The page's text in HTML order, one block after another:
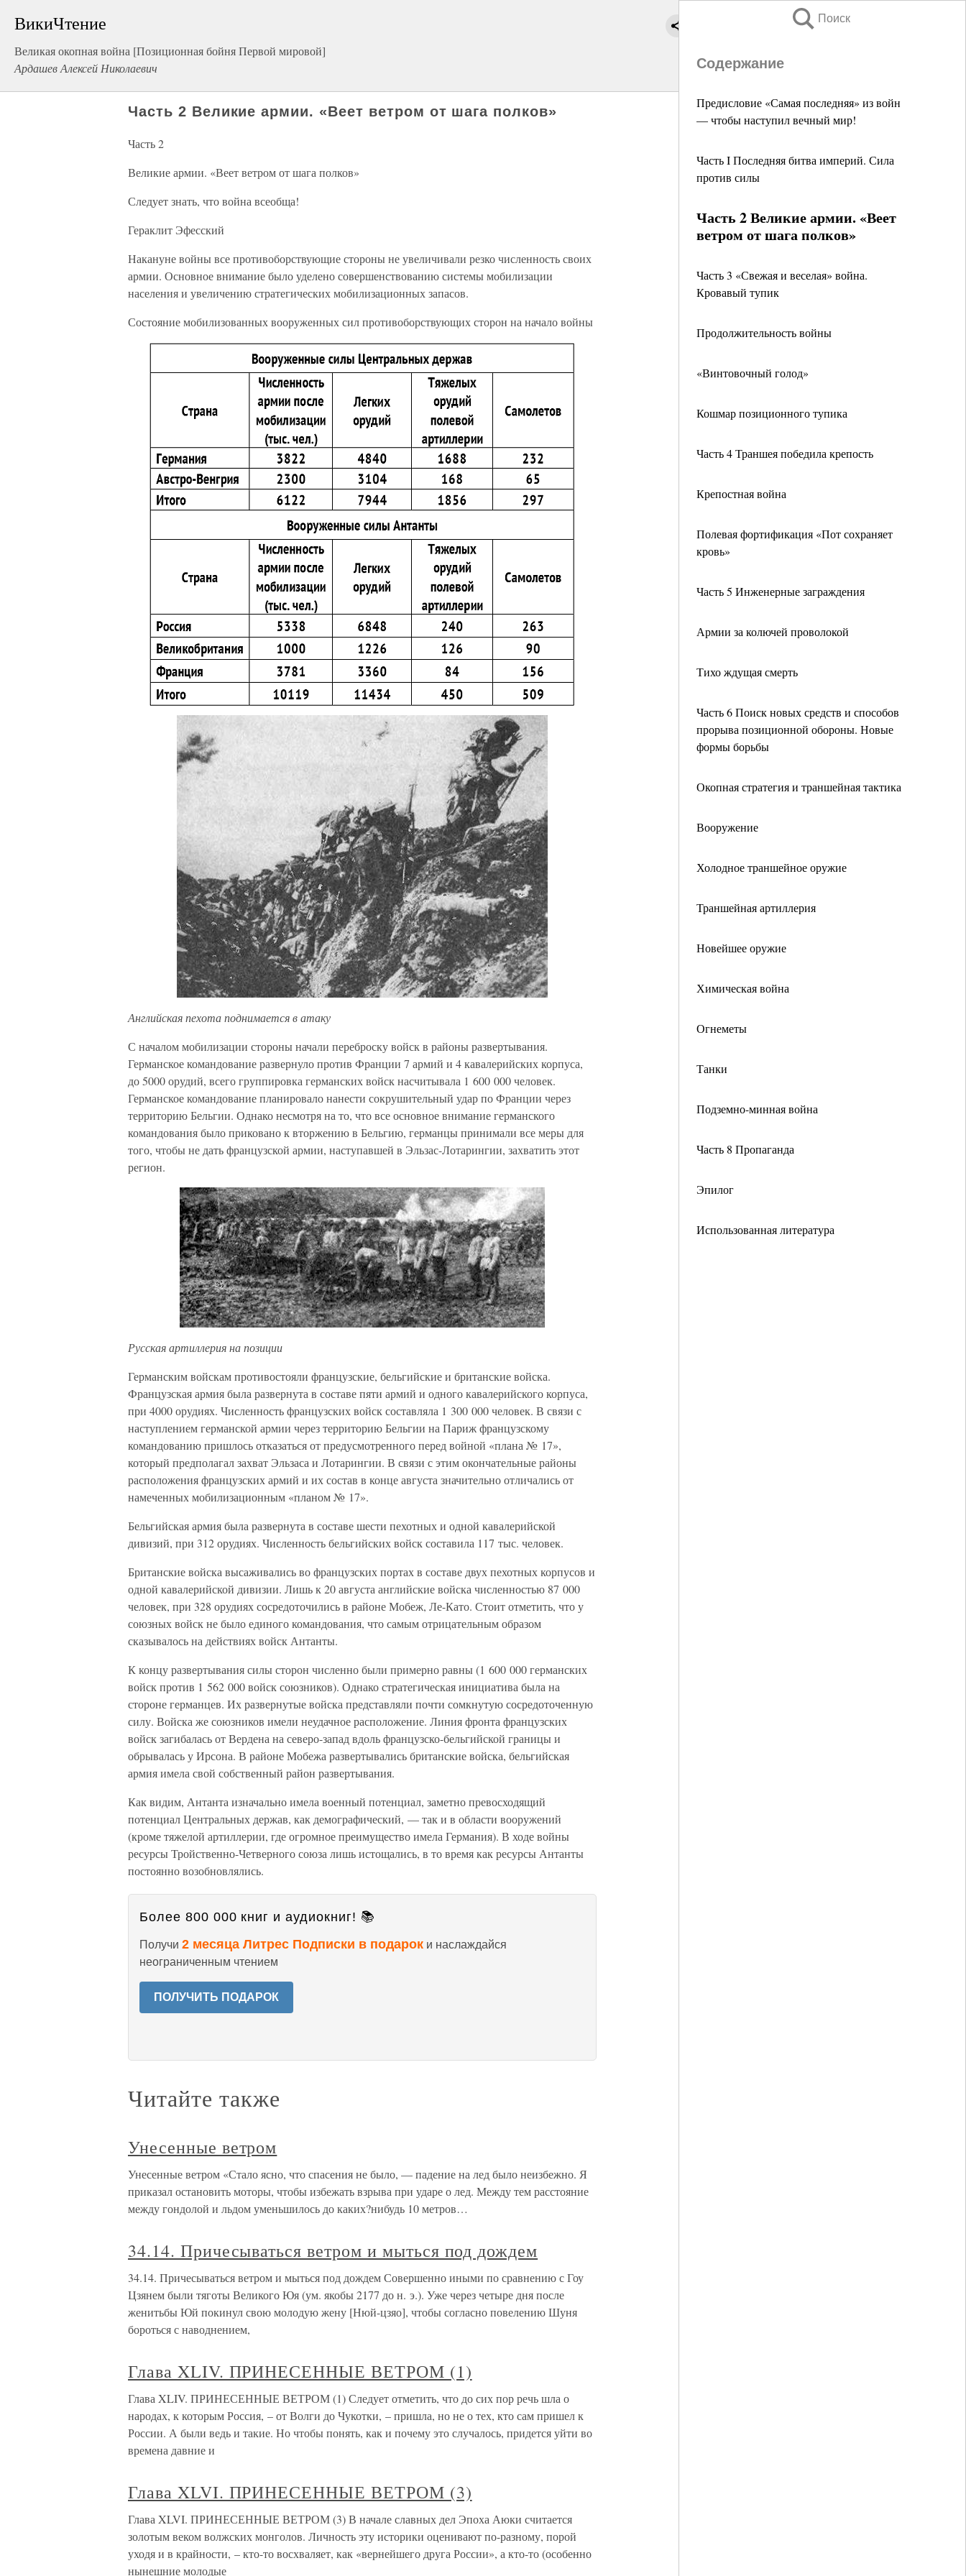
ВикиЧтение
Великая окопная война [Позиционная бойня Первой мировой]
Ардашев Алексей Николаевич
Поиск
Содержание
Предисловие «Самая последняя» из войн
— чтобы наступил вечный мир!
Часть I Последняя битва империй. Сила
против силы
Часть 2 Великие армии. «Веет
ветром от шага полков»
Часть 3 «Свежая и веселая» война.
Кровавый тупик
Продолжительность войны
«Винтовочный голод»
Кошмар позиционного тупика
Часть 4 Траншея победила крепость
Крепостная война
Полевая фортификация «Пот сохраняет
кровь»
Часть 5 Инженерные заграждения
Армии за колючей проволокой
Тихо ждущая смерть
Часть 6 Поиск новых средств и способов
прорыва позиционной обороны. Новые
формы борьбы
Окопная стратегия и траншейная тактика
Вооружение
Холодное траншейное оружие
Траншейная артиллерия
Новейшее оружие
Химическая война
Огнеметы
Танки
Подземно-минная война
Часть 8 Пропаганда
Эпилог
Использованная литература
Часть 2 Великие армии. «Веет ветром от шага полков»
Часть 2
Великие армии. «Веет ветром от шага полков»
Следует знать, что война всеобща!
Гераклит Эфесский
Накануне войны все противоборствующие стороны не увеличивали резко численность своих
армии. Основное внимание было уделено совершенствованию системы мобилизации
населения и увеличению стратегических мобилизационных запасов.
Состояние мобилизованных вооруженных сил противоборствующих сторон на начало войны
Английская пехота поднимается в атаку
С началом мобилизации стороны начали переброску войск в районы развертывания.
Германское командование развернуло против Франции 7 армий и 4 кавалерийских корпуса,
до 5000 орудий, всего группировка германских войск насчитывала 1 600 000 человек.
Германское командование планировало нанести сокрушительный удар по Франции через
территорию Бельгии. Однако несмотря на то, что все основное внимание германского
командования было приковано к вторжению в Бельгию, германцы принимали все меры для
того, чтобы не дать французской армии, наступавшей в Эльзас-Лотарингии, захватить этот
регион.
Русская артиллерия на позиции
Германским войскам противостояли французские, бельгийские и британские войска.
Французская армия была развернута в составе пяти армий и одного кавалерийского корпуса,
при 4000 орудиях. Численность французских войск составляла 1 300 000 человек. В связи с
наступлением германской армии через территорию Бельгии на Париж французскому
командованию пришлось отказаться от предусмотренного перед войной «плана № 17»,
который предполагал захват Эльзаса и Лотарингии. В связи с этим окончательные районы
расположения французских армий и их состав в конце августа значительно отличались от
намеченных мобилизационным «планом № 17».
Бельгийская армия была развернута в составе шести пехотных и одной кавалерийской
дивизий, при 312 орудиях. Численность бельгийских войск составила 117 тыс. человек.
Британские войска высаживались во французских портах в составе двух пехотных корпусов и
одной кавалерийской дивизии. Лишь к 20 августа английские войска численностью 87 000
человек, при 328 орудиях сосредоточились в районе Мобеж, Ле-Като. Стоит отметить, что у
союзных войск не было единого командования, что самым отрицательным образом
сказывалось на действиях войск Антанты.
К концу развертывания силы сторон численно были примерно равны (1 600 000 германских
войск против 1 562 000 войск союзников). Однако стратегическая инициатива была на
стороне германцев. Их развернутые войска представляли почти сомкнутую сосредоточенную
силу. Войска же союзников имели неудачное расположение. Линия фронта французских
войск загибалась от Вердена на северо-запад вдоль французско-бельгийской границы и
обрывалась у Ирсона. В районе Мобежа развертывались британские войска, бельгийская
армия имела свой собственный район развертывания.
Как видим, Антанта изначально имела военный потенциал, заметно превосходящий
потенциал Центральных держав, как демографический, — так и в области вооружений
(кроме тяжелой артиллерии, где огромное преимущество имела Германия). В ходе войны
ресурсы Тройственно-Четверного союза лишь истощались, в то время как ресурсы Антанты
постоянно возобновлялись.
Более 800 000 книг и аудиокниг! 📚
Получи 2 месяца Литрес Подписки в подарок и наслаждайся
неограниченным чтением
ПОЛУЧИТЬ ПОДАРОК
Читайте также
Унесенные ветром
Унесенные ветром «Стало ясно, что спасения не было, — падение на лед было неизбежно. Я
приказал остановить моторы, чтобы избежать взрыва при ударе о лед. Между тем расстояние
между гондолой и льдом уменьшилось до каких?нибудь 10 метров…
34.14. Причесываться ветром и мыться под дождем
34.14. Причесываться ветром и мыться под дождем Совершенно иными по сравнению с Гоу
Цзянем были тяготы Великого Юя (ум. якобы 2177 до н. э.). Уже через четыре дня после
женитьбы Юй покинул свою молодую жену [Нюй-цзяо], чтобы согласно повелению Шуня
бороться с наводнением,
Глава XLIV. ПРИНЕСЕННЫЕ ВЕТРОМ (1)
Глава XLIV. ПРИНЕСЕННЫЕ ВЕТРОМ (1) Следует отметить, что до сих пор речь шла о
народах, к которым Россия, – от Волги до Чукотки, – пришла, но не о тех, кто сам пришел к
России. А были ведь и такие. Но чтобы понять, как и почему это случалось, придется уйти во
времена давние и
Глава XLVI. ПРИНЕСЕННЫЕ ВЕТРОМ (3)
Глава XLVI. ПРИНЕСЕННЫЕ ВЕТРОМ (3) В начале славных дел Эпоха Аюки считается
золотым веком волжских монголов. Личность эту историки оценивают по-разному, порой
уходя и в крайности, – кто-то восхваляет, как «вернейшего друга России», а кто-то (особенно
нынешние молодые